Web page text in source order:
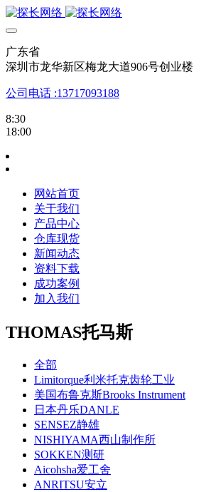
广东省
深圳市龙华新区梅龙大道906号创业楼
公司电话 :13717093188
8:30
18:00
网站首页
关于我们
产品中心
仓库现货
新闻动态
资料下载
成功案例
加入我们
THOMAS托马斯
全部
Limitorque利米托克齿轮工业
美国布鲁克斯Brooks Instrument
日本丹乐DANLE
SENSEZ静雄
NISHIYAMA西山制作所
SOKKEN测研
Aicohsha爱工舍
ANRITSU安立